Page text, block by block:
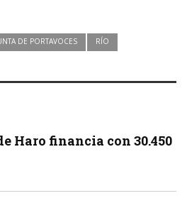
DE PORTAVOCES RÍO
Haro financia con 30.450